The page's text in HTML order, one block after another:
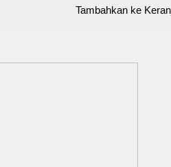
Tambahkan ke